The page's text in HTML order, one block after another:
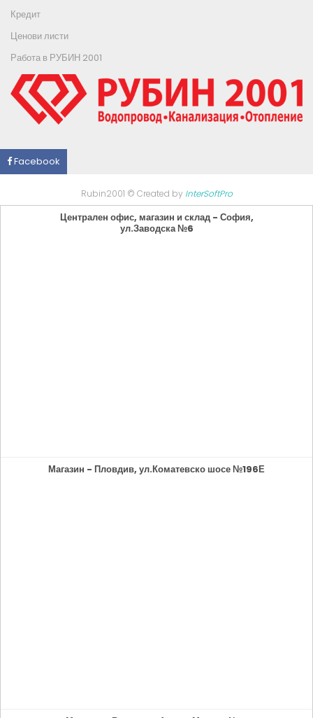
Кредит
Ценови листи
Работа в РУБИН 2001
Facebook
Rubin2001 © Created by InterSoftPro
Централен офис, магазин и склад - София,
ул.Заводска №6
Магазин - Пловдив, ул.Коматевско шосе №196Е